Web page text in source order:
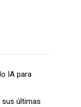
IA para
sus últimas